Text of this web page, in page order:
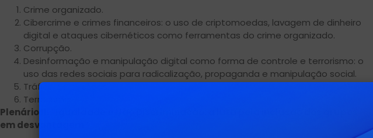
Crime organizado.
Cibercrime e crimes financeiros: o uso de criptomoedas, lavagem de dinheiro
digital e ataques cibernéticos como ferramentas do crime organizado.
Corrupção.
Desinformação e manipulação digital como forma de controle e terrorismo: o
uso das redes sociais para radicalização, propaganda e manipulação social.
Tráfico de pessoas.
Terrorismo.
Plenário II: “Igualdade e Não Discriminação: a luta pela inclusão dos grupos
em desvantagem”